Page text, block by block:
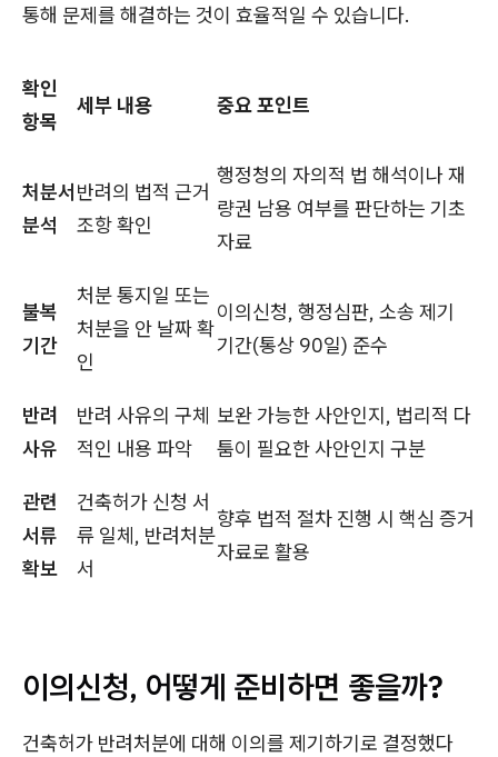
통해 문제를 해결하는 것이 효율적일 수 있습니다.
확인
항목
세부 내용 중요 포인트
처분서
분석
반려의 법적 근거
조항 확인
행정청의 자의적 법 해석이나 재
량권 남용 여부를 판단하는 기초
자료
불복
기간
처분 통지일 또는
처분을 안 날짜 확
인
이의신청, 행정심판, 소송 제기
기간(통상 90일) 준수
반려
사유
반려 사유의 구체
적인 내용 파악
보완 가능한 사안인지, 법리적 다
툼이 필요한 사안인지 구분
관련
서류
확보
건축허가 신청 서
류 일체, 반려처분
서
향후 법적 절차 진행 시 핵심 증거
자료로 활용
이의신청, 어떻게 준비하면 좋을까?
건축허가 반려처분에 대해 이의를 제기하기로 결정했다